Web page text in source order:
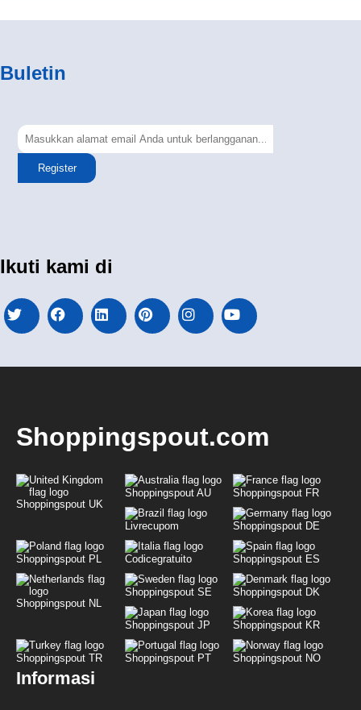
Buletin
Register
Ikuti kami di
Shoppingspout.com
Shoppingspout UK
Shoppingspout AU Shoppingspout FR
Livrecupom Shoppingspout DE
Shoppingspout PL Codicegratuito Shoppingspout ES
Shoppingspout NL
Shoppingspout SE Shoppingspout DK
Shoppingspout JP Shoppingspout KR
Shoppingspout TR Shoppingspout PT Shoppingspout NO
Informasi